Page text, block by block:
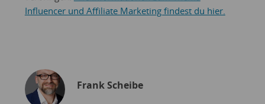
Influencer und Affiliate Marketing findest du hier.
Frank Scheibe